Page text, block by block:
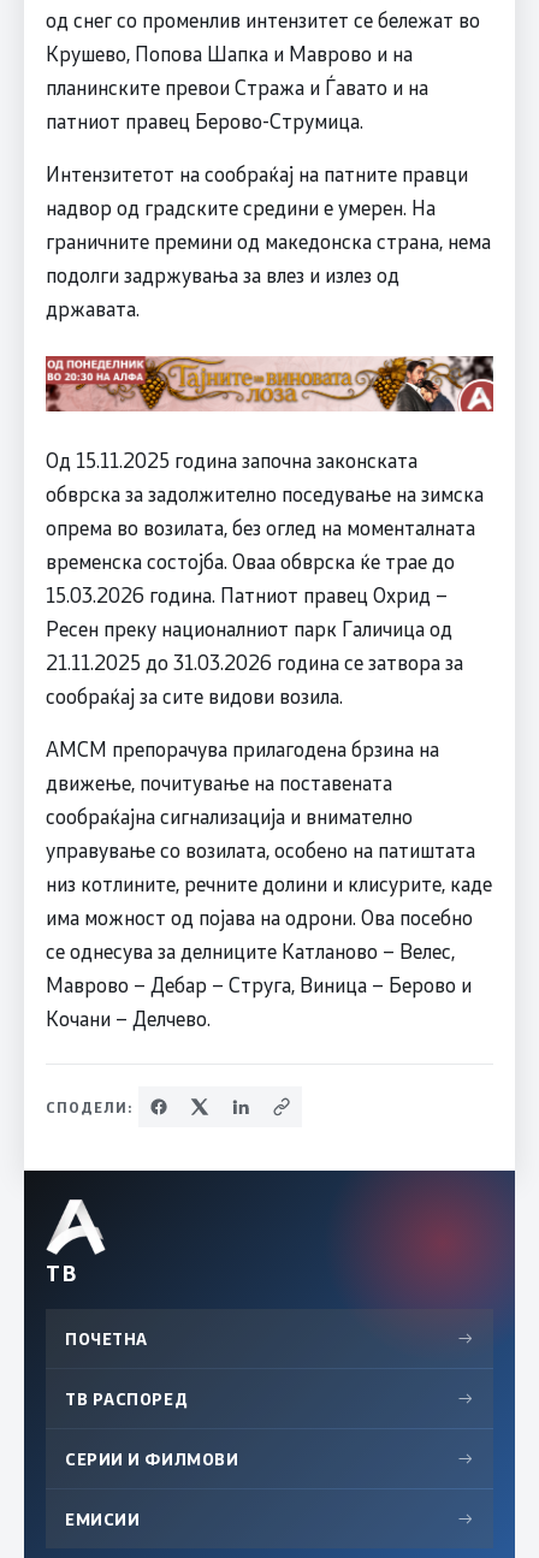
од снег со променлив интензитет се бележат во
Крушево, Попова Шапка и Маврово и на
планинските превои Стража и Ѓавато и на
патниот правец Берово-Струмица.
Интензитетот на сообраќај на патните правци
надвор од градските средини е умерен. На
граничните премини од македонска страна, нема
подолги задржувања за влез и излез од
државата.
Од 15.11.2025 година започна законската
обврска за задолжително поседување на зимска
опрема во возилата, без оглед на моменталната
временска состојба. Оваа обврска ќе трае до
15.03.2026 година. Патниот правец Охрид –
Ресен преку националниот парк Галичица од
21.11.2025 до 31.03.2026 година се затвора за
сообраќај за сите видови возила.
АМСМ препорачува прилагодена брзина на
движење, почитување на поставената
сообраќајна сигнализација и внимателно
управување со возилата, особено на патиштата
низ котлините, речните долини и клисурите, каде
има можност од појава на одрони. Ова посебно
се однесува за делниците Катланово – Велес,
Маврово – Дебар – Струга, Виница – Берово и
Кочани – Делчево.
СПОДЕЛИ:
ТВ
ПОЧЕТНА →
ТВ РАСПОРЕД →
СЕРИИ И ФИЛМОВИ →
ЕМИСИИ →